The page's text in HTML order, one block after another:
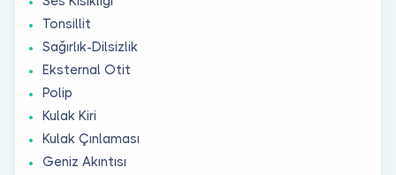
Tonsillit
Sağırlık-Dilsizlik
Eksternal Otit
Polip
Kulak Kiri
Kulak Çınlaması
Geniz Akıntısı